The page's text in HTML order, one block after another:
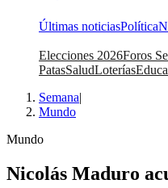
Últimas noticiasPolítica
Elecciones 2026Foros
PatasSaludLoterías
Semana|
Mundo
Mundo
Nicolás Maduro